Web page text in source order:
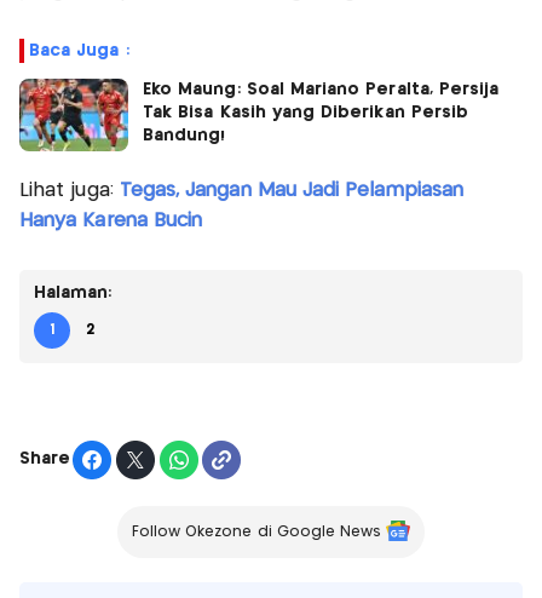
Baca Juga :
Eko Maung: Soal Mariano Peralta, Persija
Tak Bisa Kasih yang Diberikan Persib
Bandung!
Lihat juga: Tegas, Jangan Mau Jadi Pelampiasan
Hanya Karena Bucin
Halaman:
1 2
Share
Follow Okezone di Google News